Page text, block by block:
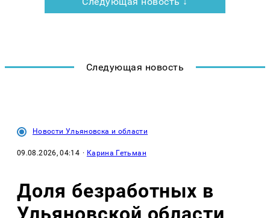
Следующая новость
Новости Ульяновска и области
09.08.2026, 04:14 · Карина Гетьман
Доля безработных в